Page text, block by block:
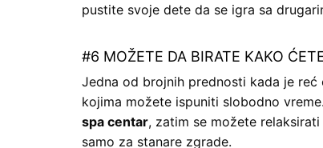
pustite svoje dete da se igra sa
#6 MOŽETE DA BIRATE KAKO
Jedna od brojnih prednosti kada je
kojima možete ispuniti slobodno
spa centar, zatim se možete
samo za stanare zgrade.